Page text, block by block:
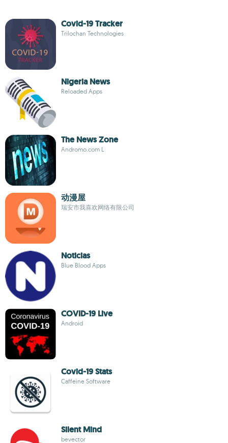
Covid-19 Tracker
Trilochan Technologies
Nigeria News
Reloaded Apps
The News Zone
Andromo.com L
动漫屋
瑞安市我喜欢网络有限公司
Noticias
Blue Blood Apps
COVID-19 Live
Android
Covid-19 Stats
Caffeine Software
Silent Mind
bevector